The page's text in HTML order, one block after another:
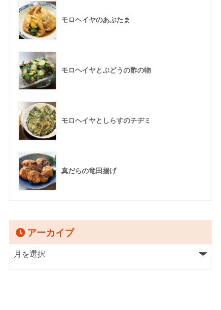
モロヘイヤのあぶたま
モロヘイヤとぶどうの酢の物
モロヘイヤとしらすのチヂミ
真だらの竜田揚げ
アーカイブ